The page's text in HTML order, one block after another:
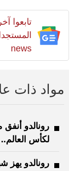
تابعوا
news
مواد ذات
لكأس
رونالدو يهز